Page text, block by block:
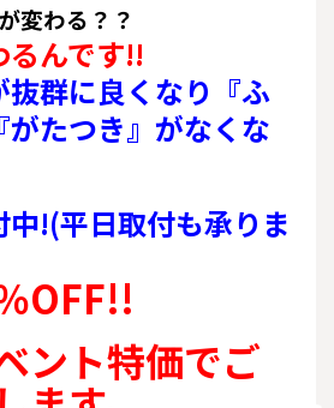
変わる？？
るんです!!
抜群に良くなり『ふ
がたつき』がなくな
!(平日取付も承りま
OFF!!
ント特価でご